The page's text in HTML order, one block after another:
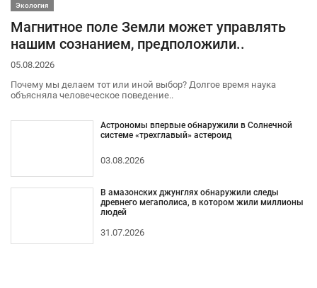
Экология
Магнитное поле Земли может управлять
нашим сознанием, предположили..
05.08.2026
Почему мы делаем тот или иной выбор? Долгое время наука
объясняла человеческое поведение..
Астрономы впервые обнаружили в Солнечной
системе «трехглавый» астероид
03.08.2026
В амазонских джунглях обнаружили следы
древнего мегаполиса, в котором жили миллионы
людей
31.07.2026